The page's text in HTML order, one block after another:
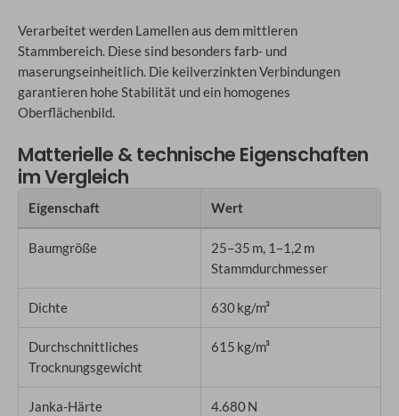
Verarbeitet werden Lamellen aus dem mittleren
Stammbereich. Diese sind besonders farb- und
maserungseinheitlich. Die keilverzinkten Verbindungen
garantieren hohe Stabilität und ein homogenes
Oberflächenbild.
Matterielle & technische Eigenschaften
im Vergleich
Eigenschaft Wert
Baumgröße
25–35 m, 1–1,2 m
Stammdurchmesser
Dichte 630 kg/m³
Durchschnittliches
Trocknungsgewicht
615 kg/m³
Janka-Härte 4.680 N